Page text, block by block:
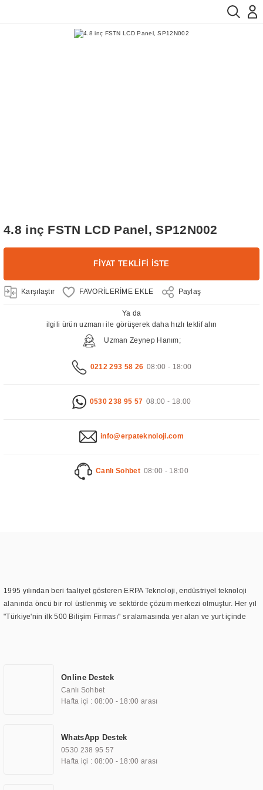
4.8 inç FSTN LCD Panel, SP12N002
FİYAT TEKLİFİ İSTE
Karşılaştır Paylaş
Ya da
ilgili ürün uzmanı ile görüşerek daha hızlı teklif alın
Uzman Zeynep Hanım;
0212 293 58 26 08:00 - 18:00
0530 238 95 57 08:00 - 18:00
info@erpateknoloji.com
Canlı Sohbet 08:00 - 18:00
1995 yılından beri faaliyet gösteren ERPA Teknoloji, endüstriyel teknoloji
alanında öncü bir rol üstlenmiş ve sektörde çözüm merkezi olmuştur. Her yıl
"Türkiye'nin ilk 500 Bilişim Firması" sıralamasında yer alan ve yurt içinde
TOCHI markası altında kendi ürettiği ürünlerde kullanmıştır. Günümüzde
TOCHI; videowall, digital signage, kiosk, totem, akıllı durak ekranı, araç içi
ekran, asansör ekranı, digital menüboard, marin ekran, medikal ekran,
ekranları, endüstriyel ekranlar, kapı önü bilgi ekranları, panel PC,
endüstriyel Panel PC, mini PC, endüstriyel mini PC ve akıllı bina sistemleri
gibi çözümleri 4.5" ile 110” boyutları arasında üretebilirken, ayrıca standart
Online Destek
Canlı Sohbet
Hafta içi : 08:00 - 18:00 arası
WhatsApp Destek
0530 238 95 57
Hafta içi : 08:00 - 18:00 arası